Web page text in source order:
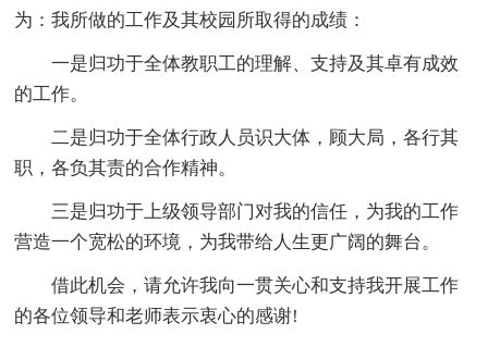
为：我所做的工作及其校园所取得的成绩：
一是归功于全体教职工的理解、支持及其卓有成效
的工作。
二是归功于全体行政人员识大体，顾大局，各行其
职，各负其责的合作精神。
三是归功于上级领导部门对我的信任，为我的工作
营造一个宽松的环境，为我带给人生更广阔的舞台。
借此机会，请允许我向一贯关心和支持我开展工作
的各位领导和老师表示衷心的感谢!